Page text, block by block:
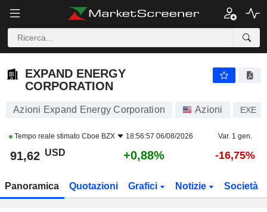
EXPAND ENERGY
CORPORATION
Azioni Expand Energy Corporation Azioni EXE
Tempo reale stimato Cboe BZX 18:56:57 06/08/2026 Var. 1 gen.
91,62 USD +0,88% -16,75%
Panoramica Quotazioni Grafici Notizie Società